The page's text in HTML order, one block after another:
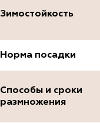
Зимостойкость
Норма посадки
Способы и сроки
размножения